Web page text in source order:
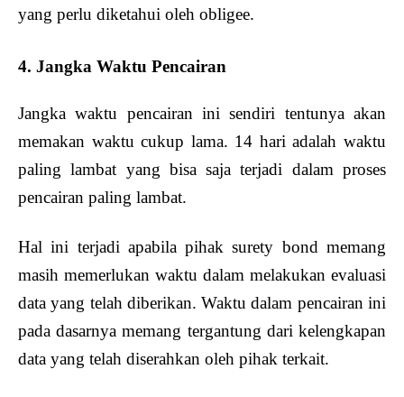
yang perlu diketahui oleh obligee.
4. Jangka Waktu Pencairan
Jangka waktu pencairan ini sendiri tentunya akan
memakan waktu cukup lama. 14 hari adalah waktu
paling lambat yang bisa saja terjadi dalam proses
pencairan paling lambat.
Hal ini terjadi apabila pihak surety bond memang
masih memerlukan waktu dalam melakukan evaluasi
data yang telah diberikan. Waktu dalam pencairan ini
pada dasarnya memang tergantung dari kelengkapan
data yang telah diserahkan oleh pihak terkait.